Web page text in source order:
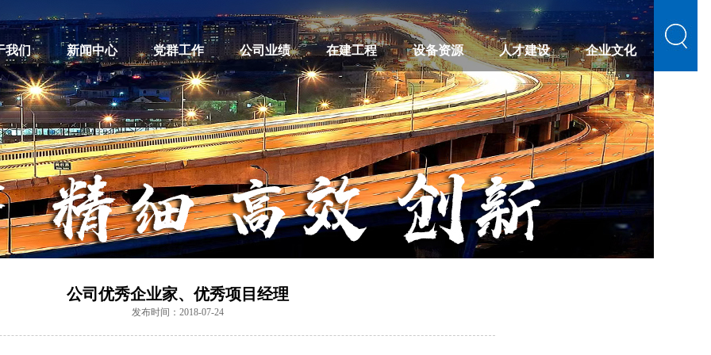
我们 新闻中心 党群工作 公司业绩 在建工程 设备资源 人才建设 企业文化
公司优秀企业家、优秀项目经理
发布时间：2018-07-24